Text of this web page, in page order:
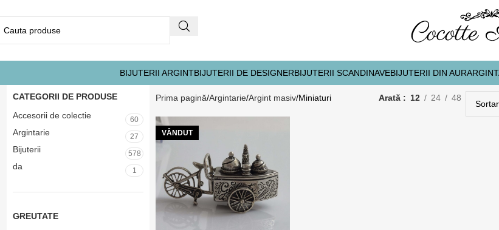
BIJUTERII ARGINTBIJUTERII DE DESIGNERBIJUTERII SCANDINAVEBIJUTERII DIN AUR
CATEGORII DE PRODUSE
Accesorii de colectie
60
Argintarie 27
Bijuterii 578
da 1
GREUTATE
Prima pagină Argintarie Argint masiv Miniaturi Arată 12 24 48
VÂNDUT